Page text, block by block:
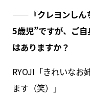
――『クレヨンしん
5歳児”ですが、ご
はありますか？
RYOJI「きれいな
ます（笑）」